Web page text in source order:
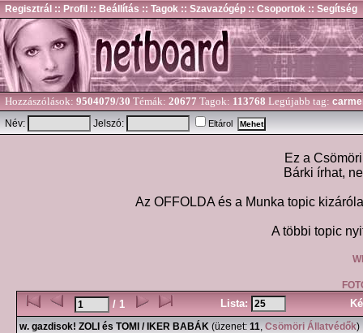
Regisztrál :: Profil :: Beállítás :: Tagok :: Szavazógép :: Csoportok :: Segítség
Hozzászólások: 9504079/30 Témák: 20677 Tagok: 113768 Legújabb tag:
Név:
Jelszó: Eltárol
Ez a
Bárki írhat,
Az OFFOLDA és a Munka topic
A többi topic
/ 1 Lista:
w. gazdisok! ZOLI és TOMI / IKER BABÁK (üzenet: 11, Csömöri Állatvédők)